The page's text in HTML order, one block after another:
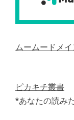
ムームードメイ
ピカキチ叢書
*あなたの読み